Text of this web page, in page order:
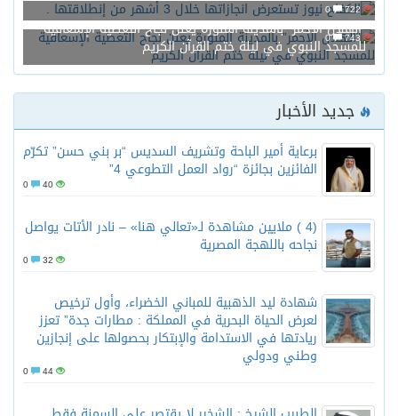
722
0
743
0
“الهلال الأحمر” بالمدينة المنورة يعلن نجاح التغطية الإسعافية
للمسجد النبوي في ليلة ختم القرآن الكريم
جديد الأخبار
برعاية أمير الباحة وتشريف السديس “بر بني حسن” تكرّم
الفائزين بجائزة “رواد العمل التطوعي 4”
40
(4 ) ملايين مشاهدة لـ«تعالي هنا» – نادر الأتات يواصل
نجاحه باللهجة المصرية
32
شهادة ليد الذهبية للمباني الخضراء، وأول ترخيص
لعرض الحياة البحرية في المملكة : مطارات جدة” تعزز
ريادتها في الاستدامة والإبتكار بحصولها على إنجازين
وطني ودولي
44